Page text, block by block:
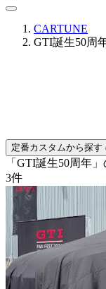
CARTUNE
GTI誕生50周
定番カスタムから探す
「GTI誕生50周年
3件